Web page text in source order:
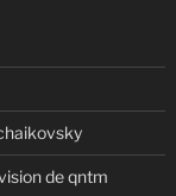
de qntm